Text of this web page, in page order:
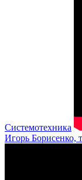
Системотехника
Игорь Борисенко,